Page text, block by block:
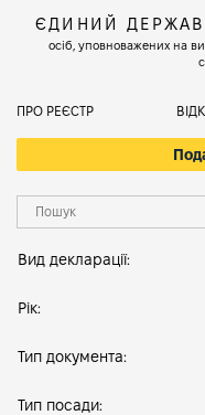
ЄДИНИЙ
осіб, уповноважених на
ПРО РЕЄСТР
Вид декларації:
Рік:
Тип документа:
Тип посади: